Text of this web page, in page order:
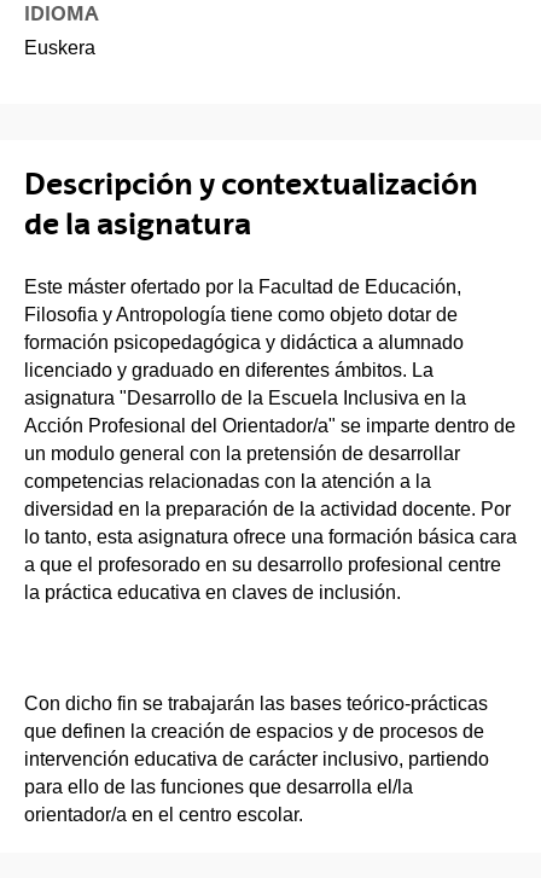
IDIOMA
Euskera
Descripción y contextualización
de la asignatura
Este máster ofertado por la Facultad de Educación,
Filosofia y Antropología tiene como objeto dotar de
formación psicopedagógica y didáctica a alumnado
licenciado y graduado en diferentes ámbitos. La
asignatura "Desarrollo de la Escuela Inclusiva en la
Acción Profesional del Orientador/a" se imparte dentro de
un modulo general con la pretensión de desarrollar
competencias relacionadas con la atención a la
diversidad en la preparación de la actividad docente. Por
lo tanto, esta asignatura ofrece una formación básica cara
a que el profesorado en su desarrollo profesional centre
la práctica educativa en claves de inclusión.
Con dicho fin se trabajarán las bases teórico-prácticas
que definen la creación de espacios y de procesos de
intervención educativa de carácter inclusivo, partiendo
para ello de las funciones que desarrolla el/la
orientador/a en el centro escolar.